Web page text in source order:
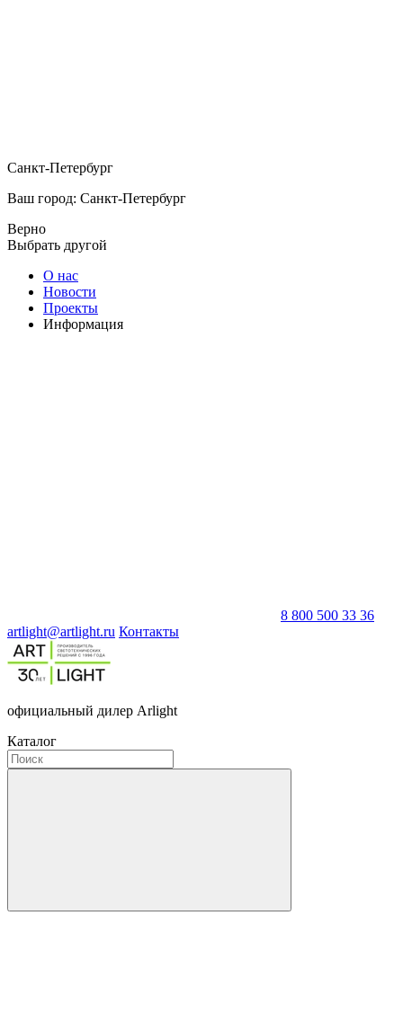
Санкт-Петербург
Ваш город: Санкт-Петербург
Верно
Выбрать другой
О нас
Новости
Проекты
Информация
8 800 500 33 36
artlight@artlight.ru Контакты
официальный дилер Arlight
Каталог